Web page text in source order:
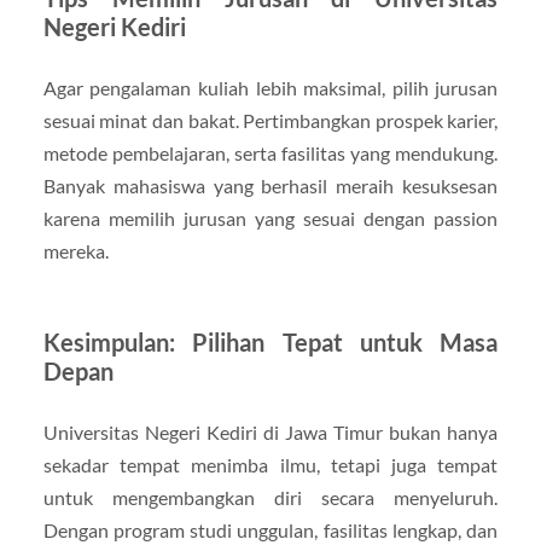
Negeri Kediri
Agar pengalaman kuliah lebih maksimal, pilih jurusan
sesuai minat dan bakat. Pertimbangkan prospek karier,
metode pembelajaran, serta fasilitas yang mendukung.
Banyak mahasiswa yang berhasil meraih kesuksesan
karena memilih jurusan yang sesuai dengan passion
mereka.
Kesimpulan: Pilihan Tepat untuk Masa
Depan
Universitas Negeri Kediri di Jawa Timur bukan hanya
sekadar tempat menimba ilmu, tetapi juga tempat
untuk mengembangkan diri secara menyeluruh.
Dengan program studi unggulan, fasilitas lengkap, dan